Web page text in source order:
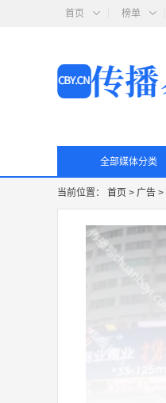
首页 榜单
全部媒体分类
当前位置： 首页 > 广告 >